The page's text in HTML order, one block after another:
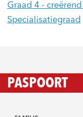
Graad 4 -
Specialisatiegraad
PASPOORT